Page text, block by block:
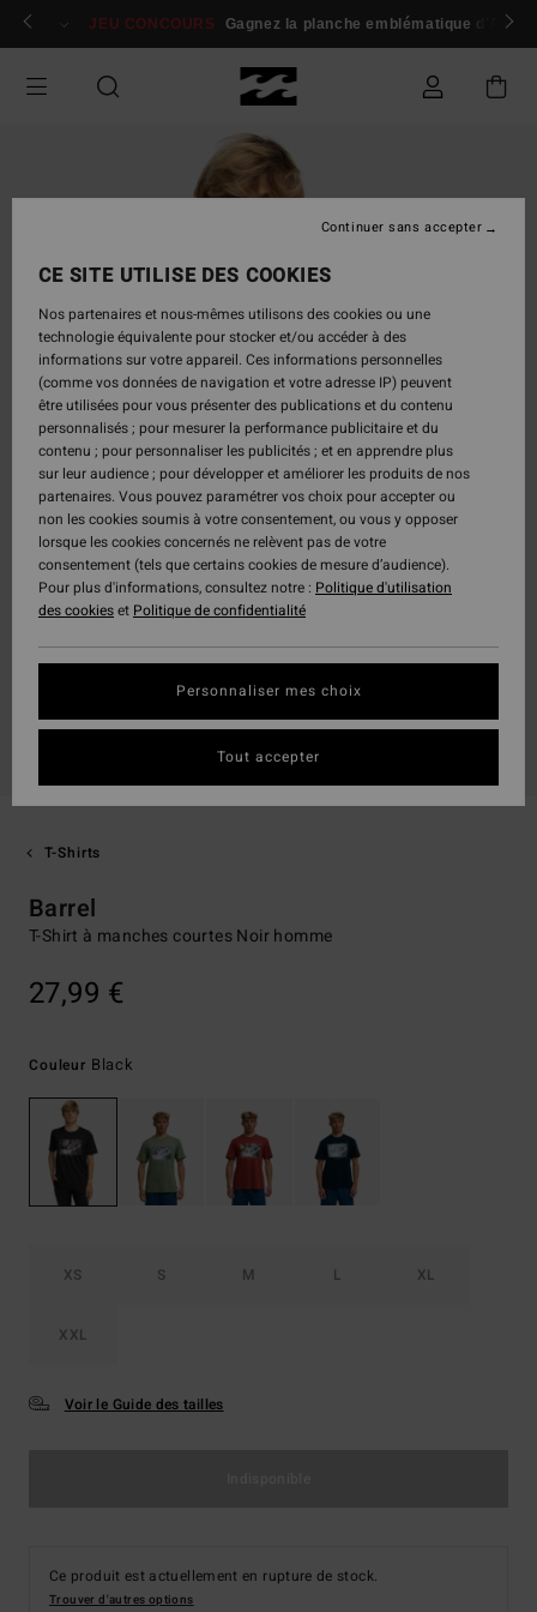
Passer
Se connecter / s'inscrire
JEU CONCOURS Gagnez la planche emblématique d'Andy
T-Shirts
Barrel
T-Shirt à manches courtes Noir homme
27,99 €
Couleur Black
XS S M L XL
XXL
Voir le Guide des tailles
Ce produit est actuellement en rupture de stock.
Trouver d'autres options
CE SITE UTILISE DES COOKIES
Nos partenaires et nous-mêmes utilisons des cookies ou une
technologie équivalente pour stocker et/ou accéder à des
informations sur votre appareil. Ces informations personnelles
(comme vos données de navigation et votre adresse IP) peuvent
être utilisées pour vous présenter des publications et du contenu
personnalisés ; pour mesurer la performance publicitaire et du
contenu ; pour personnaliser les publicités ; et en apprendre plus
sur leur audience ; pour développer et améliorer les produits de nos
partenaires. Vous pouvez paramétrer vos choix pour accepter ou
non les cookies soumis à votre consentement, ou vous y opposer
lorsque les cookies concernés ne relèvent pas de votre
consentement (tels que certains cookies de mesure d’audience).
Pour plus d'informations, consultez notre : Politique d'utilisation
des cookieset Politique de confidentialité
Personnaliser mes choix
Continuer sans accepter
Tout accepter